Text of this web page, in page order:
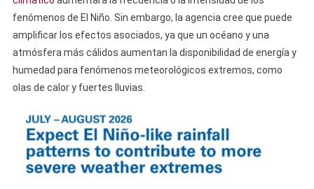
fenómenos de El Niño. Sin embargo, la agencia cree que puede
amplificar los efectos asociados, ya que un océano y una
atmósfera más cálidos aumentan la disponibilidad de energía y
humedad para fenómenos meteorológicos extremos, como
olas de calor y fuertes lluvias.